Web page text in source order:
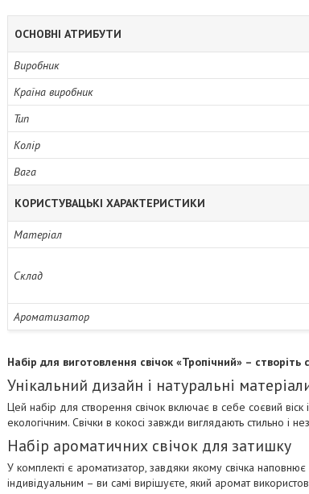
ОСНОВНІ АТРИБУТИ
Виробник
Країна виробник
Тип
Колір
Вага
КОРИСТУВАЦЬКІ ХАРАКТЕРИСТИКИ
Матеріал
Склад
Ароматизатор
Набір для виготовлення свічок «Тропічний» – створіть
Унікальний дизайн і натуральні
Цей набір для створення свічок включає в себе соєвий
екологічним. Свічки в кокосі завжди виглядають стильно і
Набір ароматичних свічок для затишку
У комплекті є ароматизатор, завдяки якому свічка
індивідуальним – ви самі вирішуєте, який аромат